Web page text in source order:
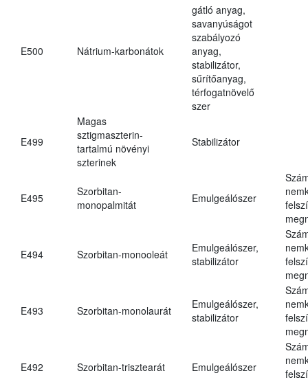
E500 Nátrium-karbonátok
gátló anyag,
savanyúságot
szabályozó
anyag,
stabilizátor,
sűrítőanyag,
térfogatnövelő
szer
E499
Magas
sztigmaszterin-
tartalmú növényi
szterinek
Stabilizátor
E495
Szorbitan-
monopalmitát
Emulgeálószer
E494 Szorbitan-monooleát
Emulgeálószer,
stabilizátor
E493 Szorbitan-monolaurát
Emulgeálószer,
stabilizátor
E492 Szorbitan-trisztearát Emulgeálószer